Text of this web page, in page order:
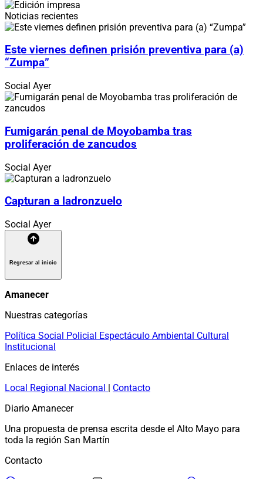
Noticias recientes
Este viernes definen prisión preventiva para (a)
“Zumpa”
Social Ayer
Fumigarán penal de Moyobamba tras
proliferación de zancudos
Social Ayer
Capturan a ladronzuelo
Social Ayer
Regresar al inicio
Amanecer
Nuestras categorías
Política Social Policial Espectáculo Ambiental Cultural
Institucional
Enlaces de interés
Local Regional Nacional | Contacto
Diario Amanecer
Una propuesta de prensa escrita desde el Alto Mayo para
toda la región San Martín
Contacto